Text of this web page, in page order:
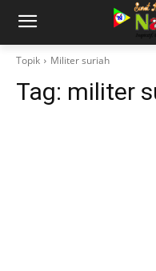
Topik Militer suriah
Tag: militer